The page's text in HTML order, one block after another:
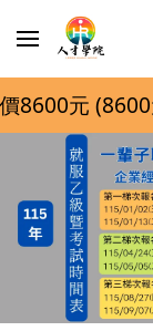
元的專案贈